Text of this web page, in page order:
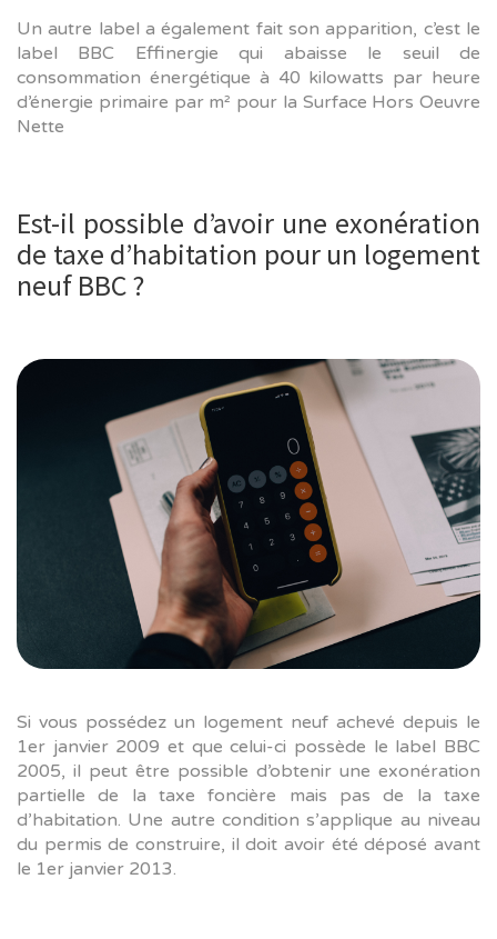
Un autre label a également fait son apparition, c’est le
label BBC Effinergie qui abaisse le seuil de
consommation énergétique à 40 kilowatts par heure
d’énergie primaire par m² pour la Surface Hors Oeuvre
Nette
Est-il possible d’avoir une exonération
de taxe d’habitation pour un logement
neuf BBC ?
Si vous possédez un logement neuf achevé depuis le
1er janvier 2009 et que celui-ci possède le label BBC
2005, il peut être possible d’obtenir une exonération
partielle de la taxe foncière mais pas de la taxe
d’habitation. Une autre condition s’applique au niveau
du permis de construire, il doit avoir été déposé avant
le 1er janvier 2013.